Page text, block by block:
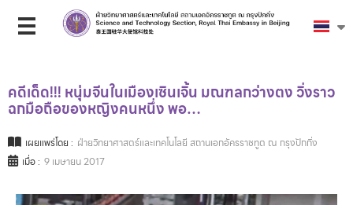
คดีเด็ด!!! หนุ่มจีนในเมืองเซินเจิ้น มณฑลกว่างตง วิ่งราว
ฉกมือถือของหญิงคนหนึ่ง พอ…
เผยแพร่โดย : ฝ่ายวิทยาศาสตร์และเทคโนโลยี สถานเอกอัครราชทูต ณ กรุงปักกิ่ง
เมื่อ : 9 เมษายน 2017